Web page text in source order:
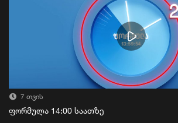
7 თვის
ფორმულა 14:00 საათზე